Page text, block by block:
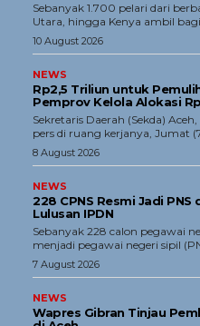
Sebanyak 1.700 pelari dari
Utara, hingga Kenya ambil
10 August 2026
NEWS
Rp2,5 Triliun untuk
Pemprov Kelola Alokasi
‎Sekretaris Daerah (Sekda)
pers di ruang kerjanya, Jumat
8 August 2026
NEWS
228 CPNS Resmi Jadi
Lulusan IPDN
Sebanyak 228 calon pegawai
menjadi pegawai negeri sipil
7 August 2026
NEWS
Wapres Gibran Tinjau